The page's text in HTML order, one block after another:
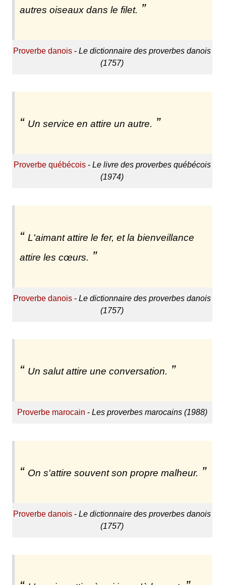
autres oiseaux dans le filet.
Proverbe danois -Le dictionnaire des proverbes danois
(1757)
Un service en attire un autre.
Proverbe québécois- Le livre des proverbes québécois
(1974)
L'aimant attire le fer, et la bienveillance
attire les cœurs.
Proverbe danois -Le dictionnaire des proverbes danois
(1757)
Un salut attire une conversation.
Proverbe marocain - Les proverbes marocains (1988)
On s'attire souvent son propre malheur.
Proverbe danois -Le dictionnaire des proverbes danois
(1757)